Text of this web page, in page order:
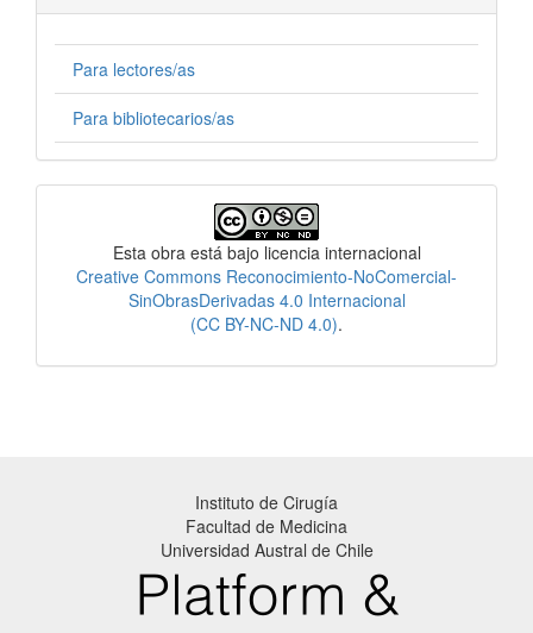
Para lectores/as
Para bibliotecarios/as
Esta obra está bajo licencia internacional
Creative Commons Reconocimiento-NoComercial-
SinObrasDerivadas 4.0 Internacional
(CC BY-NC-ND 4.0).
Instituto de Cirugía
Facultad de Medicina
Universidad Austral de Chile